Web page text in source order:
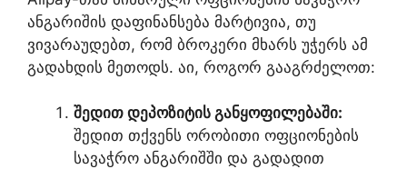
ანგარიშის დაფინანსება მარტივია, თუ
ვივარაუდებთ, რომ ბროკერი მხარს უჭერს ამ
გადახდის მეთოდს. აი, როგორ გააგრძელოთ:
შედით დეპოზიტის განყოფილებაში:
შედით თქვენს ორობითი ოფციონების
სავაჭრო ანგარიშში და გადადით